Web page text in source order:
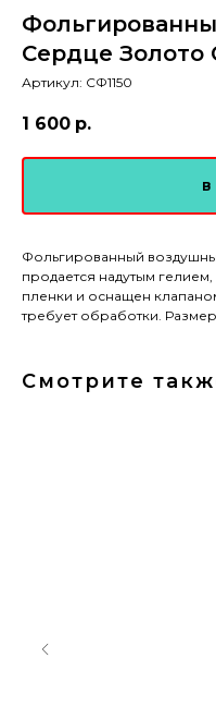
Сердце Золото
Артикул: СФ1150
1 600 р.
в
Фольгированный
продается надутым
пленки и оснащен
требует обработки.
Смотрите